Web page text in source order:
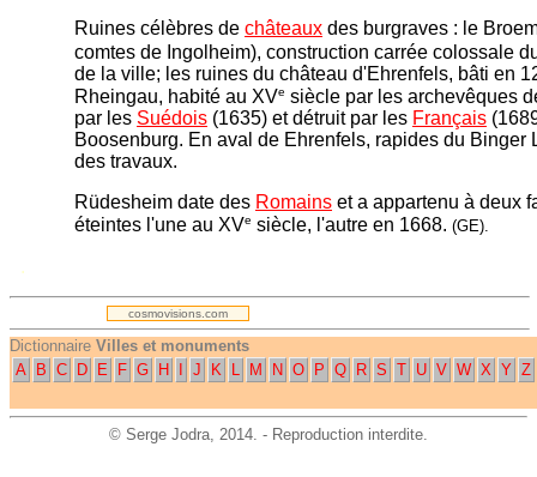
Ruines célèbres de châteaux des burgraves : le
comtes de Ingolheim), construction carrée colossale
de la ville; les ruines du château d'Ehrenfels, bâti en
Rheingau, habité au XVe siècle par les archevêques
par les Suédois (1635) et détruit par les Français
Boosenburg. En aval de Ehrenfels, rapides du Binger
des travaux.
Rüdesheim date des Romains et a appartenu à deux
éteintes l'une au XVe siècle, l'autre en 1668. (GE).
.
cosmovisions.com
Dictionnaire Villes et monuments
A
B C D E F G H J K L M N O P Q R S T U V W X Y Z
© Serge Jodra, 2014. - Reproduction interdite.